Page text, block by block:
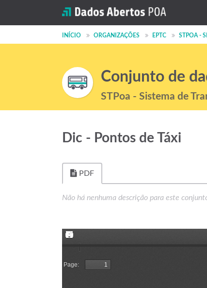
INÍCIO ORGANIZAÇÕES EPTC STPOA -
Conjunto de
STPoa - Sistema de
Dic - Pontos de Táxi
PDF
Não há nenhuma descrição para este